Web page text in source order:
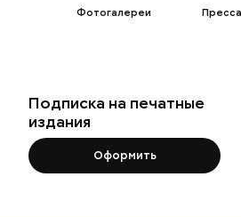
Фотогалереи
Подписка на печатные
издания
Оформить